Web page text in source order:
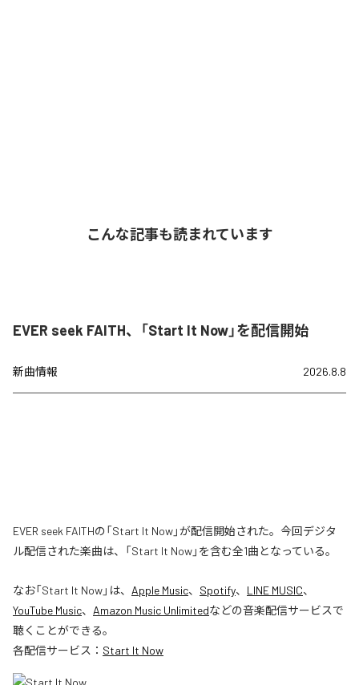
こんな記事も読まれています
EVER seek FAITH、「Start It Now」を配信開始
新曲情報 2026.8.8
EVER seek FAITHの「Start It Now」が配信開始された。今回デジタ
ル配信された楽曲は、「Start It Now」を含む全1曲となっている。
なお「Start It Now」は、 Apple Music、 Spotify、 LINE MUSIC、
YouTube Music、 Amazon Music Unlimitedなどの音楽配信サービスで
聴くことができる。
各配信サービス： Start It Now